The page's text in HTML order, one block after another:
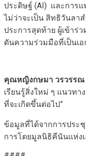
ประดิษฐ์ (AI) และการแ
ไม่ว่าจะเป็น สิทธิวันล
ประการสุดท้าย ผู้เข้าร่
ดันความร่วมมือที่เป็นเ
คุณหญิงกษมา วรวรรณ
เรียนรู้สิ่งใหม่ ๆ แนวท
ที่จะเกิดขึ้นต่อไป”
ข้อมูลที่ได้จากการประ
การโดยมูลนิธิคีนันแห่ง